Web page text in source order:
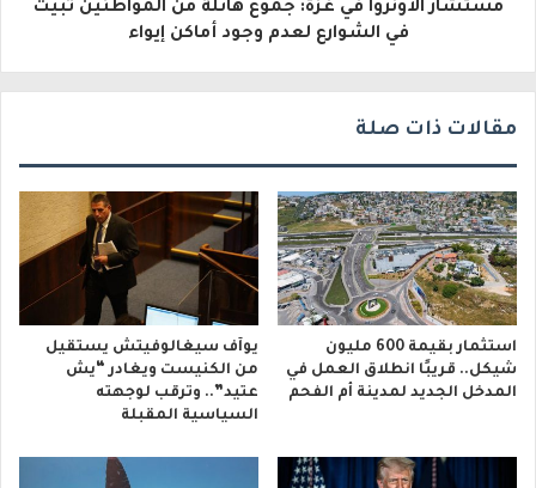
مستشار الأونروا في غزة: جموع هائلة من المواطنين تبيت
في الشوارع لعدم وجود أماكن إيواء
مقالات ذات صلة
استثمار بقيمة 600 مليون
شيكل.. قريبًا انطلاق العمل في
المدخل الجديد لمدينة أم الفحم
يوآف سيغالوفيتش يستقيل
من الكنيست ويغادر “يش
عتيد”.. وترقب لوجهته
السياسية المقبلة